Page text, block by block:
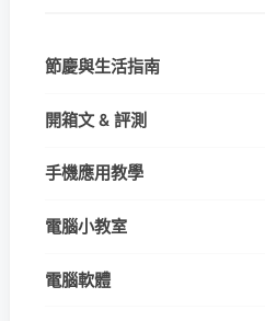
節慶與生活指南
開箱文 & 評測
手機應用教學
電腦小教室
電腦軟體